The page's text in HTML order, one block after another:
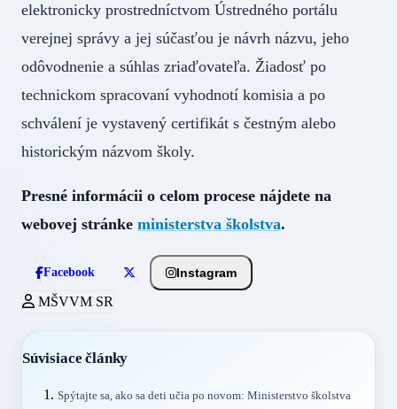
elektronicky prostredníctvom Ústredného portálu
verejnej správy a jej súčasťou je návrh názvu, jeho
odôvodnenie a súhlas zriaďovateľa. Žiadosť po
technickom spracovaní vyhodnotí komisia a po
schválení je vystavený certifikát s čestným alebo
historickým názvom školy.
Presné informácii o celom procese nájdete na
webovej stránke ministerstva školstva.
Facebook Instagram
MŠVVM SR
Súvisiace články
Spýtajte sa, ako sa deti učia po novom: Ministerstvo školstva